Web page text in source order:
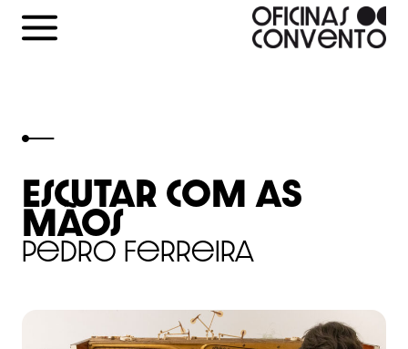
Skip
Escutar com AS
Mãos
Pedro Ferreira